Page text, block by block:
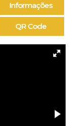
Informações
QR Code